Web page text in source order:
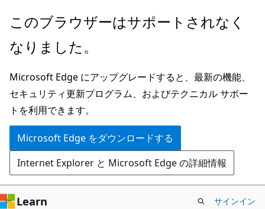
メ
ン
ン
テ
ン
ツ
に
ス
キ
ッ
このブラウザーはサポートされなく
なりました。
Microsoft Edge にアップグレードすると、最新の機能、
セキュリティ更新プログラム、およびテクニカル サポー
トを利用できます。
Microsoft Edge をダウンロードする
Internet Explorer と Microsoft Edge の詳細情報
Learn サインイン